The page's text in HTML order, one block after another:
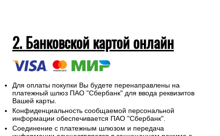
2. Банковской картой онлайн
Для оплаты покупки Вы будете перенаправлены на
платежный шлюз ПАО "Сбербанк" для ввода реквизитов
Вашей карты.
Конфиденциальность сообщаемой персональной
информации обеспечивается ПАО "Сбербанк".
Соединение с платежным шлюзом и передача